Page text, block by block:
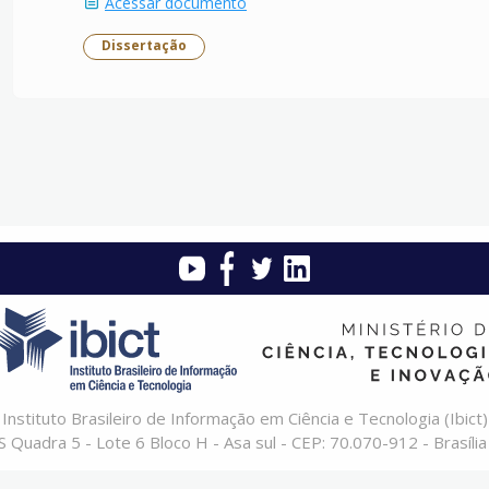
Dissertação
Instituto Brasileiro de Informação em Ciência e Tecnologia (Ibict)
Quadra 5 - Lote 6 Bloco H - Asa sul - CEP: 70.070-912 -